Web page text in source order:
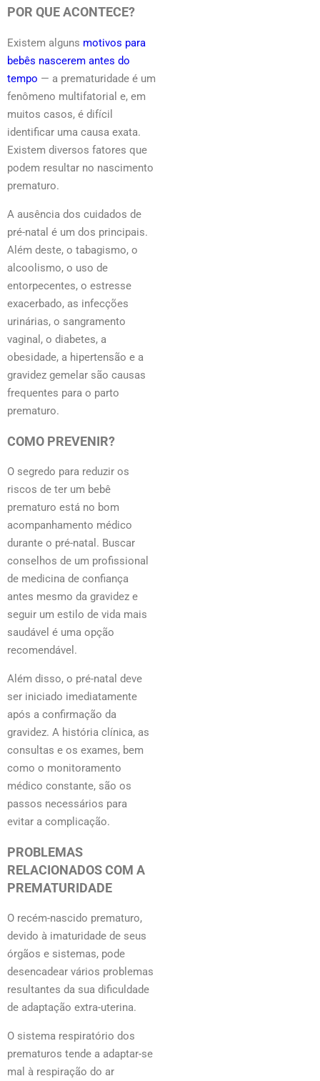
POR QUE ACONTECE?
Existem alguns motivos para
bebês nascerem antes do
tempo​ — a prematuridade é um
fenômeno multifatorial e, em
muitos casos, é difícil
identificar uma causa exata.
Existem diversos fatores que
podem resultar no nascimento
prematuro.
A ausência dos cuidados de
pré-natal é um dos principais.
Além deste, o tabagismo, o
alcoolismo, o uso de
entorpecentes, o estresse
exacerbado, as infecções
urinárias, o sangramento
vaginal, o diabetes, a
obesidade, a hipertensão e a
gravidez gemelar são causas
frequentes para o parto
prematuro.
COMO PREVENIR?
O segredo para reduzir os
riscos de ter um bebê
prematuro está no bom
acompanhamento médico
durante o pré-natal. Buscar
conselhos de um profissional
de medicina de confiança
antes mesmo da gravidez e
seguir um estilo de vida mais
saudável é uma opção
recomendável.
Além disso, o pré-natal deve
ser iniciado imediatamente
após a confirmação da
gravidez. A história clínica, as
consultas e os exames, bem
como o monitoramento
médico constante, são os
passos necessários para
evitar a complicação.
PROBLEMAS
RELACIONADOS COM A
PREMATURIDADE
O recém-nascido prematuro,
devido à imaturidade de seus
órgãos e sistemas, pode
desencadear vários problemas
resultantes da sua dificuldade
de adaptação extra-uterina.
O sistema respiratório dos
prematuros tende a adaptar-se
mal à respiração do ar